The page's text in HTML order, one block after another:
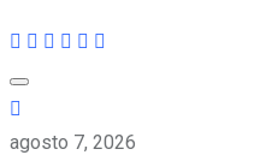
agosto 7, 2026